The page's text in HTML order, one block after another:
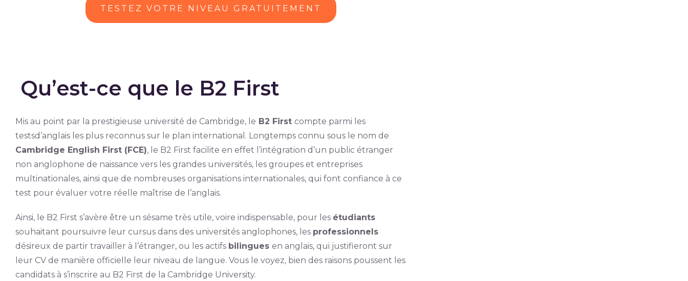
TESTEZ VOTRE NIVEAU GRATUITEMENT
Qu’est-ce que le B2 First
Mis au point par la prestigieuse université de Cambridge, le B2 First compte parmi les
testsd’anglais les plus reconnus sur le plan international. Longtemps connu sous le nom de
Cambridge English First (FCE), le B2 First facilite en effet l’intégration d’un public étranger
non anglophone de naissance vers les grandes universités, les groupes et entreprises
multinationales, ainsi que de nombreuses organisations internationales, qui font confiance à ce
test pour évaluer votre réelle maîtrise de l’anglais.
Ainsi, le B2 First s’avère être un sésame très utile, voire indispensable, pour les étudiants
souhaitant poursuivre leur cursus dans des universités anglophones, les professionnels
désireux de partir travailler à l’étranger, ou les actifs bilingues en anglais, qui justifieront sur
leur CV de manière officielle leur niveau de langue. Vous le voyez, bien des raisons poussent les
candidats à s’inscrire au B2 First de la Cambridge University.